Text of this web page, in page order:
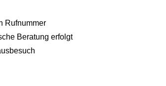
Rufnummer
Beratung erfolgt